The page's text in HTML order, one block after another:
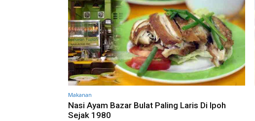
Makanan
Nasi Ayam Bazar Bulat Paling Laris Di Ipoh
Sejak 1980